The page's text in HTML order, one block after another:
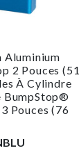
Aluminium
2 Pouces (51
À Cylindre
BumpStop®
Pouces (76